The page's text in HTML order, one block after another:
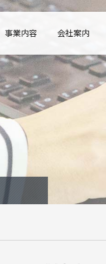
事業内容 会社案内